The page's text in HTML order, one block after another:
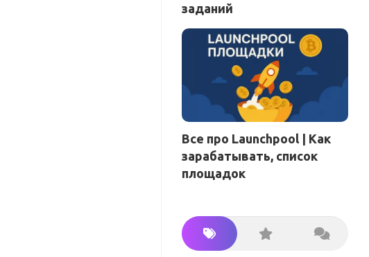
заданий
Все про Launchpool | Как
зарабатывать, список
площадок